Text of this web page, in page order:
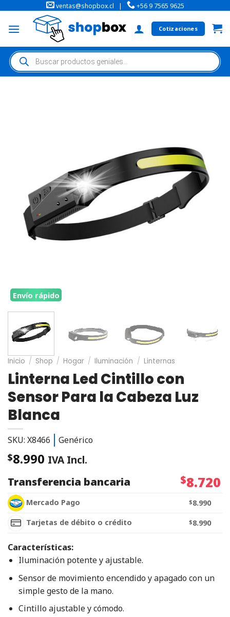
ventas@shopbox.cl | +56 9 7565 9625
Cotizaciones
Envío rápido
Inicio / Shop / Hogar / Iluminación / Linternas
Linterna Led Cintillo con
Sensor Para la Cabeza Luz
Blanca
SKU: X8466 Genérico
$8.990 IVA Incl.
Transferencia bancaria
$8.720
Mercado Pago $8.990
Tarjetas de débito o crédito $8.990
Características:
Iluminación potente y ajustable.
Sensor de movimiento encendido y apagado con un
simple gesto de la mano.
Cintillo ajustable y cómodo.